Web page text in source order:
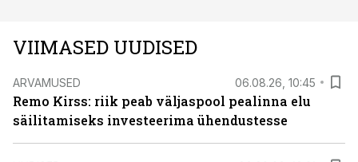
VIIMASED UUDISED
ARVAMUSED 06.08.26, 10:45
Remo Kirss: riik peab väljaspool pealinna elu
säilitamiseks investeerima ühendustesse